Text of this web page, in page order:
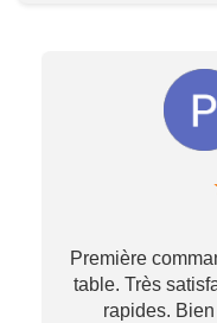
Première
table. Très
rapides.